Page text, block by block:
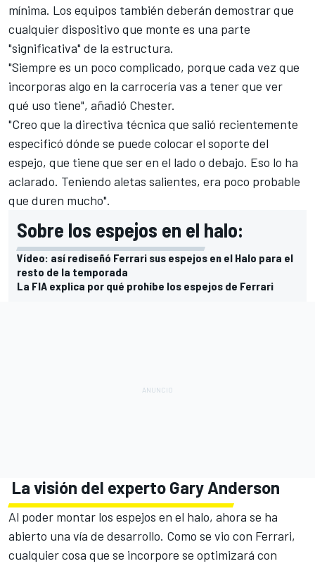
mínima. Los equipos también deberán demostrar que
cualquier dispositivo que monte es una parte
"significativa" de la estructura.
"Siempre es un poco complicado, porque cada vez que
incorporas algo en la carrocería vas a tener que ver
qué uso tiene", añadió Chester.
"Creo que la directiva técnica que salió recientemente
especificó dónde se puede colocar el soporte del
espejo, que tiene que ser en el lado o debajo. Eso lo ha
aclarado. Teniendo aletas salientes, era poco probable
que duren mucho".
Sobre los espejos en el halo:
Vídeo: así rediseñó Ferrari sus espejos en el Halo para el
resto de la temporada
La FIA explica por qué prohíbe los espejos de Ferrari
La visión del experto Gary Anderson
Al poder montar los espejos en el halo, ahora se ha
abierto una vía de desarrollo. Como se vio con Ferrari,
cualquier cosa que se incorpore se optimizará con